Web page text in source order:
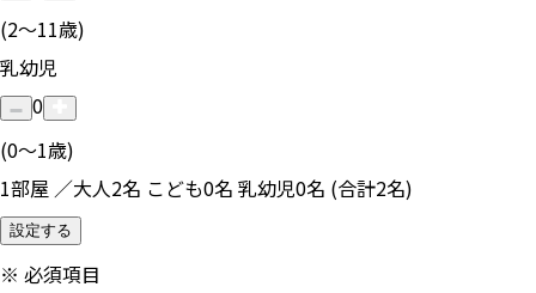
(2〜11歳)
乳幼児
0
(0〜1歳)
1部屋 ／大人2名 こども0名 乳幼児0名 (合計2名)
設定する
※ 必須項目